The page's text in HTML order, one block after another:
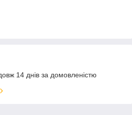
14 днів за домовленістю